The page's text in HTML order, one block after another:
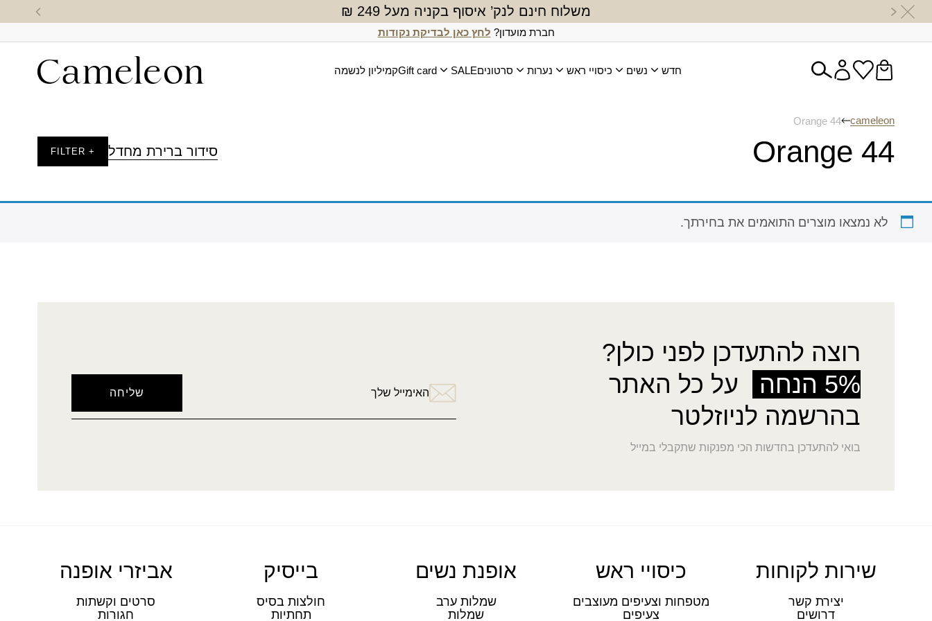
משלוח חינם לנק’ איסוף בקניה מעל 249 ₪
חברת מועדון? לחץ כאן לבדיקת נקודות
חדש נשים כיסויי ראש נערות סרטוניםSALE
Gift cardקמיליון לנשמה
cameleon
Orange 44
Orange 44 סידור ברירת מחדל + FILTER
לא נמצאו מוצרים התואמים את בחירתך.
רוצה להתעדכן לפני כולן?
5% הנחה
על כל האתר
בהרשמה לניוזלטר
בואי להתעדכן בחדשות הכי מפנקות שתקבלי במייל
האימייל שלך
שירות לקוחות
יצירת קשר
דרושים
כיסויי ראש
מטפחות וצעיפים מעוצבים
צעיפים
אופנת נשים
שמלות ערב
שמלות
בייסיק
חולצות בסיס
תחתיות
אביזרי אופנה
סרטים וקשתות
חגורות